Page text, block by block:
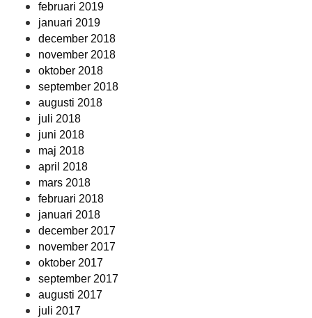
februari 2019
januari 2019
december 2018
november 2018
oktober 2018
september 2018
augusti 2018
juli 2018
juni 2018
maj 2018
april 2018
mars 2018
februari 2018
januari 2018
december 2017
november 2017
oktober 2017
september 2017
augusti 2017
juli 2017